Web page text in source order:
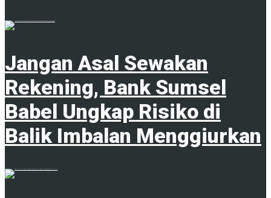
Jangan Asal Sewakan
Rekening, Bank Sumsel
Babel Ungkap Risiko di
Balik Imbalan Menggiurkan